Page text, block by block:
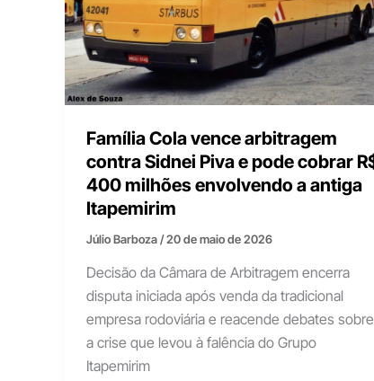
Família Cola vence arbitragem
contra Sidnei Piva e pode cobrar
400 milhões envolvendo a antiga
Itapemirim
Júlio Barboza/20 de maio de 2026
Decisão da Câmara de Arbitragem encerra
disputa iniciada após venda da tradicional
empresa rodoviária e reacende debates sobre
a crise que levou à falência do Grupo
Itapemirim